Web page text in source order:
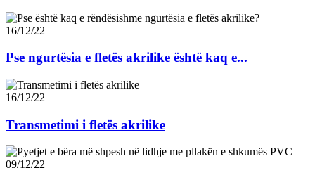
16/12/22
Pse ngurtësia e fletës akrilike është kaq e...
16/12/22
Transmetimi i fletës akrilike
09/12/22